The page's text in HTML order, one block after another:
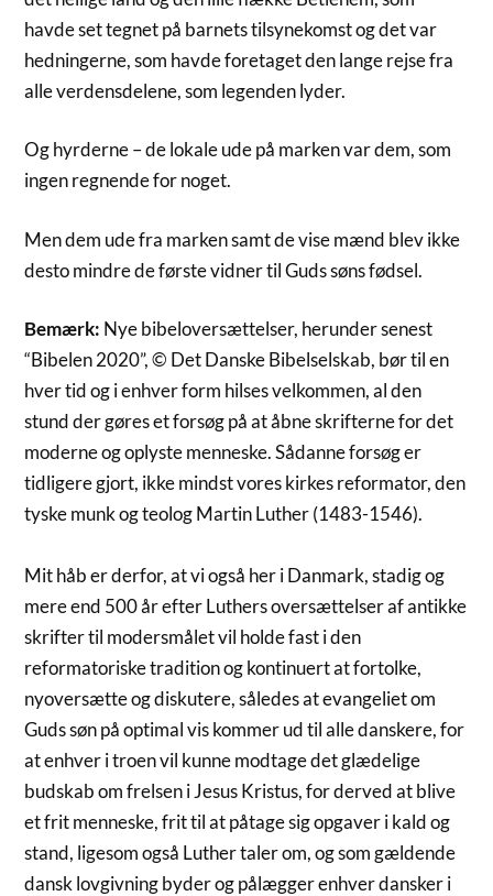
havde set tegnet på barnets tilsynekomst og det var
hedningerne, som havde foretaget den lange rejse fra
alle verdensdelene, som legenden lyder.
Og hyrderne – de lokale ude på marken var dem, som
ingen regnende for noget.
Men dem ude fra marken samt de vise mænd blev ikke
desto mindre de første vidner til Guds søns fødsel.
Bemærk: Nye bibeloversættelser, herunder senest
“Bibelen 2020”, © Det Danske Bibelselskab, bør til en
hver tid og i enhver form hilses velkommen, al den
stund der gøres et forsøg på at åbne skrifterne for det
moderne og oplyste menneske. Sådanne forsøg er
tidligere gjort, ikke mindst vores kirkes reformator, den
tyske munk og teolog Martin Luther (1483-1546).
Mit håb er derfor, at vi også her i Danmark, stadig og
mere end 500 år efter Luthers oversættelser af antikke
skrifter til modersmålet vil holde fast i den
reformatoriske tradition og kontinuert at fortolke,
nyoversætte og diskutere, således at evangeliet om
Guds søn på optimal vis kommer ud til alle danskere, for
at enhver i troen vil kunne modtage det glædelige
budskab om frelsen i Jesus Kristus, for derved at blive
et frit menneske, frit til at påtage sig opgaver i kald og
stand, ligesom også Luther taler om, og som gældende
dansk lovgivning byder og pålægger enhver dansker i